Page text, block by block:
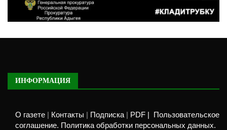
ИНФОРМАЦИЯ
О газете Контакты Подписка PDF |
Пользовательское
соглашение. Политика обработки персональных данных.